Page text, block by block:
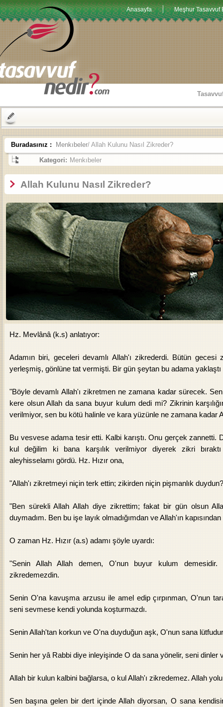
Anasayfa Meşhur Tasavvuf
Buradasınız : Menkıbeler/ Allah Kulunu Nasıl Zikreder?
Kategori: Menkıbeler
Allah Kulunu Nasıl Zikreder?
Hz. Mevlânâ (k.s) anlatıyor:
Adamın biri, geceleri devamlı Allah'ı zikrederdi. Bütün
yerleşmiş, gönlüne tat vermişti. Bir gün şeytan bu adama yaklaştı
"Böyle devamlı Allah'ı zikretmen ne zamana kadar sürecek.
kere olsun Allah da sana buyur kulum dedi mi? Zikrinin
verilmiyor, sen bu kötü halinle ve kara yüzünle ne zamana kadar
Bu vesvese adama tesir etti. Kalbi karıştı. Onu gerçek zannetti.
kul değilim ki bana karşılık verilmiyor diyerek zikri
aleyhisselamı gördü. Hz. Hızır ona,
"Allah'ı zikretmeyi niçin terk ettin; zikirden niçin pişmanlık
"Ben sürekli Allah Allah diye zikrettim; fakat bir gün olsun
duymadım. Ben bu işe layık olmadığımdan ve Allah'ın
O zaman Hz. Hızır (a.s) adamı şöyle uyardı:
"Senin Allah Allah demen, O'nun buyur kulum
zikredemezdin.
Senin O'na kavuşma arzusu ile amel edip çırpınman, O'nun
seni sevmese kendi yolunda koşturmazdı.
Senin Allah'tan korkun ve O'na duyduğun aşk, O'nun sana
Senin her yâ Rabbi diye inleyişinde O da sana yönelir, seni dinler
Allah bir kulun kalbini bağlarsa, o kul Allah'ı zikredemez. Allah
Sen başına gelen bir dert içinde Allah diyorsan, O sana